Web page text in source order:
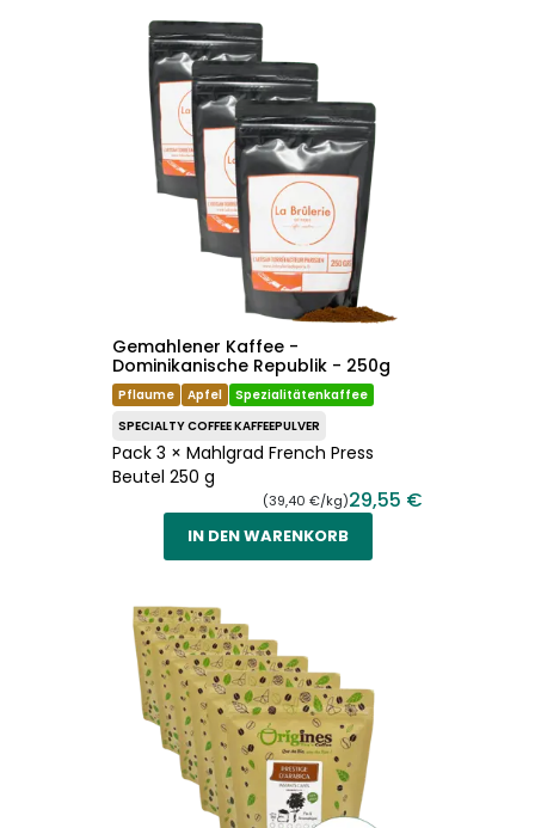
Gemahlener Kaffee -
Dominikanische Republik - 250g
Pflaume Apfel
Spezialitätenkaffee
SPECIALTY COFFEE KAFFEEPULVER
Pack 3 × Mahlgrad French Press
Beutel 250 g
(39,40 €/kg)29,55 €
IN DEN WARENKORB